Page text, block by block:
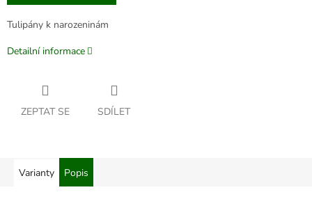
Tulipány k narozeninám
Detailní informace
ZEPTAT SE SDÍLET
Varianty Popis